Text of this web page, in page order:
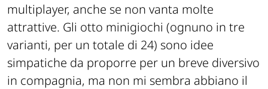
multiplayer, anche se non vanta molte
attrattive. Gli otto minigiochi (ognuno in tre
varianti, per un totale di 24) sono idee
simpatiche da proporre per un breve diversivo
in compagnia, ma non mi sembra abbiano il